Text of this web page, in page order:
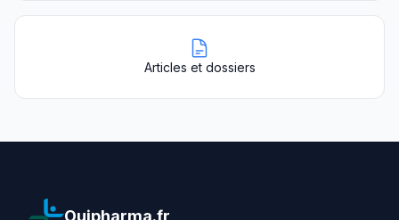
Articles et dossiers
Ouipharma.fr